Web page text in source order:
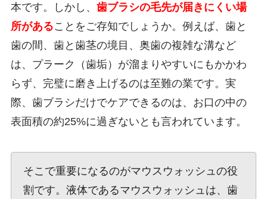
本です。しかし、 歯ブラシの毛先が届きにくい場
所があることをご存知でしょうか。例えば、歯と
歯の間、歯と歯茎の境目、奥歯の複雑な溝など
は、プラーク（歯垢）が溜まりやすいにもかかわ
らず、完璧に磨き上げるのは至難の業です。実
際、歯ブラシだけでケアできるのは、お口の中の
表面積の約25%に過ぎないとも言われています。
そこで重要になるのがマウスウォッシュの役
割です。液体であるマウスウォッシュは、歯